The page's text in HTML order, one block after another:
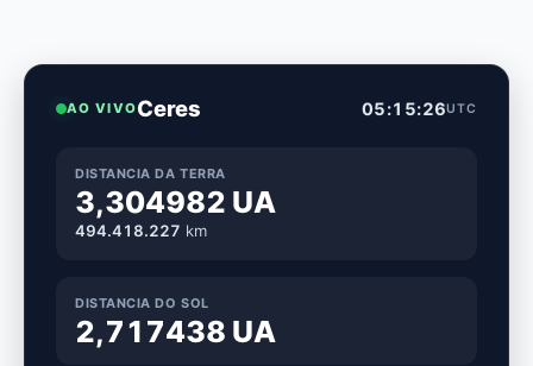
AO VIVOCeres 05:15:27UTC
DISTANCIA DA TERRA
3,304982 UA
494.418.208 km
DISTANCIA DO SOL
2,717438 UA